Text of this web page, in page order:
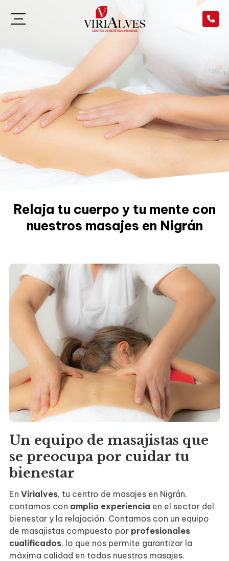
Relaja tu cuerpo y tu mente con
nuestros masajes en Nigrán
Un equipo de masajistas que
se preocupa por cuidar tu
bienestar
En Virialves, tu centro de masajes en Nigrán,
contamos con amplia experiencia en el sector del
bienestar y la relajación. Contamos con un equipo
de masajistas compuesto por profesionales
cualificados, lo que nos permite garantizar la
máxima calidad en todos nuestros masajes.